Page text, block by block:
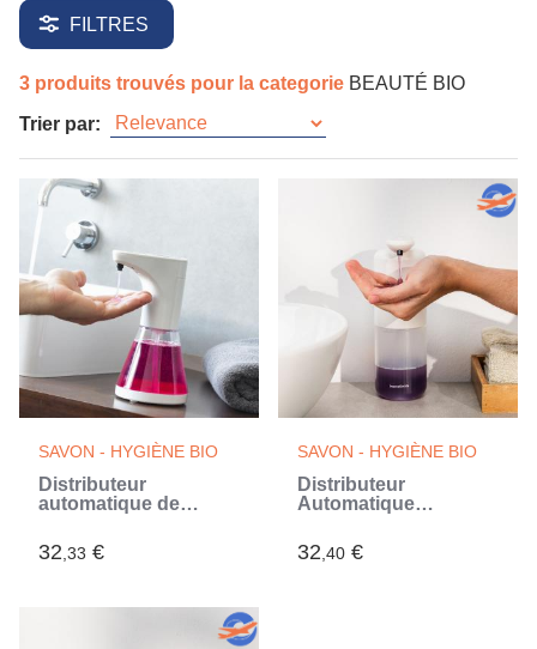
FILTRES
3 produits trouvés pour la categorie BEAUTÉ BIO
Trier par:
SAVON - HYGIÈNE BIO
Distributeur
automatique de
Sensoap
InnovaGoods
32,33 €
SAVON - HYGIÈNE BIO
Distributeur
Automatique
Savon Liquide
Bitesap InnovaGoods
32,40 €